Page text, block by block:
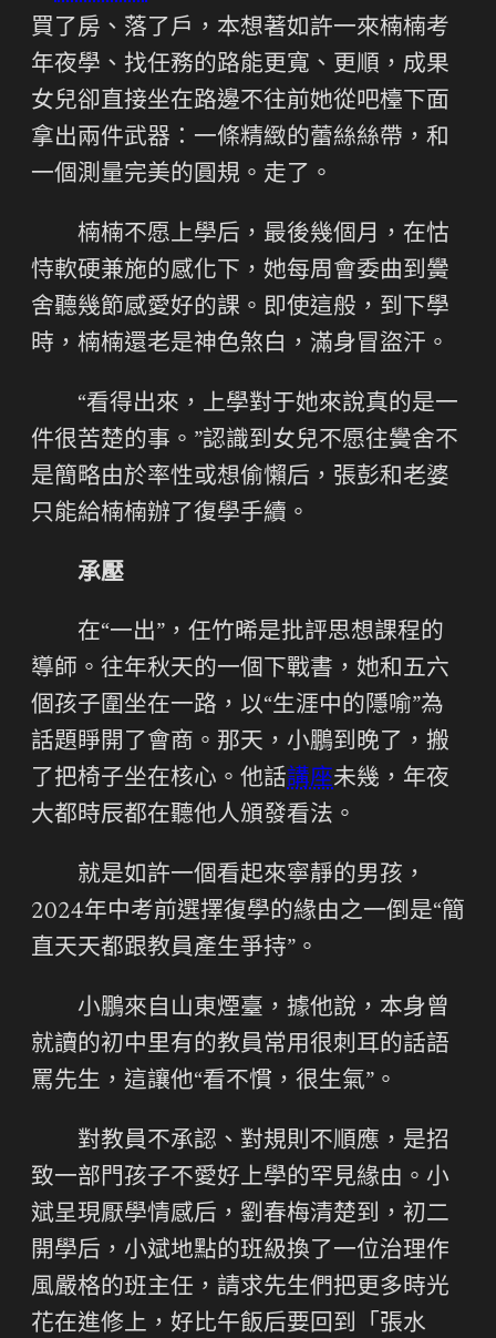
買了房、落了戶，本想著如許一來楠楠考
年夜學、找任務的路能更寬、更順，成果
女兒卻直接坐在路邊不往前她從吧檯下面
拿出兩件武器：一條精緻的蕾絲絲帶，和
一個測量完美的圓規。走了。
楠楠不愿上學后，最後幾個月，在怙
恃軟硬兼施的感化下，她每周會委曲到黌
舍聽幾節感愛好的課。即使這般，到下學
時，楠楠還老是神色煞白，滿身冒盜汗。
“看得出來，上學對于她來說真的是一
件很苦楚的事。”認識到女兒不愿往黌舍不
是簡略由於率性或想偷懶后，張彭和老婆
只能給楠楠辦了復學手續。
承壓
在“一出”，任竹晞是批評思想課程的
導師。往年秋天的一個下戰書，她和五六
個孩子圍坐在一路，以“生涯中的隱喻”為
話題睜開了會商。那天，小鵬到晚了，搬
了把椅子坐在核心。他話講座未幾，年夜
大都時辰都在聽他人頒發看法。
就是如許一個看起來寧靜的男孩，
2024年中考前選擇復學的緣由之一倒是“簡
直天天都跟教員產生爭持”。
小鵬來自山東煙臺，據他說，本身曾
就讀的初中里有的教員常用很刺耳的話語
罵先生，這讓他“看不慣，很生氣”。
對教員不承認、對規則不順應，是招
致一部門孩子不愛好上學的罕見緣由。小
斌呈現厭學情感后，劉春梅清楚到，初二
開學后，小斌地點的班級換了一位治理作
風嚴格的班主任，請求先生們把更多時光
花在進修上，好比午飯后要回到「張水